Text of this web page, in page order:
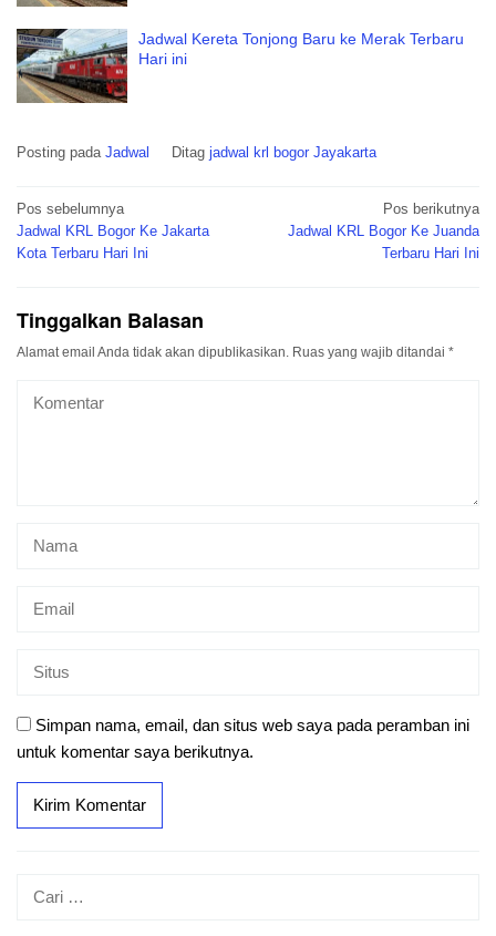
Jadwal Kereta Tonjong Baru ke Merak Terbaru
Hari ini
Posting pada Jadwal Ditag jadwal krl bogor Jayakarta
Navigasi
pos
Pos sebelumnya
Jadwal KRL Bogor Ke Jakarta
Kota Terbaru Hari Ini
Pos berikutnya
Jadwal KRL Bogor Ke Juanda
Terbaru Hari Ini
Tinggalkan Balasan
Alamat email Anda tidak akan dipublikasikan. Ruas yang wajib ditandai *
Simpan nama, email, dan situs web saya pada peramban ini
untuk komentar saya berikutnya.